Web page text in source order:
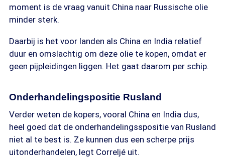
moment is de vraag vanuit China naar Russische olie
minder sterk.
Daarbij is het voor landen als China en India relatief
duur en omslachtig om deze olie te kopen, omdat er
geen pijpleidingen liggen. Het gaat daarom per schip.
Onderhandelingspositie Rusland
Verder weten de kopers, vooral China en India dus,
heel goed dat de onderhandelingsspositie van Rusland
niet al te best is. Ze kunnen dus een scherpe prijs
uitonderhandelen, legt Correljé uit.